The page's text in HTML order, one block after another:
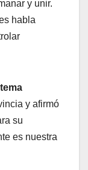
y unir.
habla
y afirmó
su
es nuestra